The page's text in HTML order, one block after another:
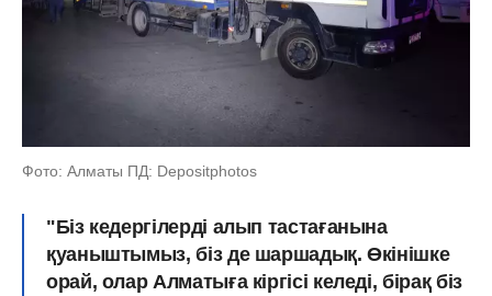
Фото: Алматы ПД: Depositphotos
"Біз кедергілерді алып тастағанына
қуаныштымыз, біз де шаршадық. Өкінішке
орай, олар Алматыға кіргісі келеді, бірақ біз